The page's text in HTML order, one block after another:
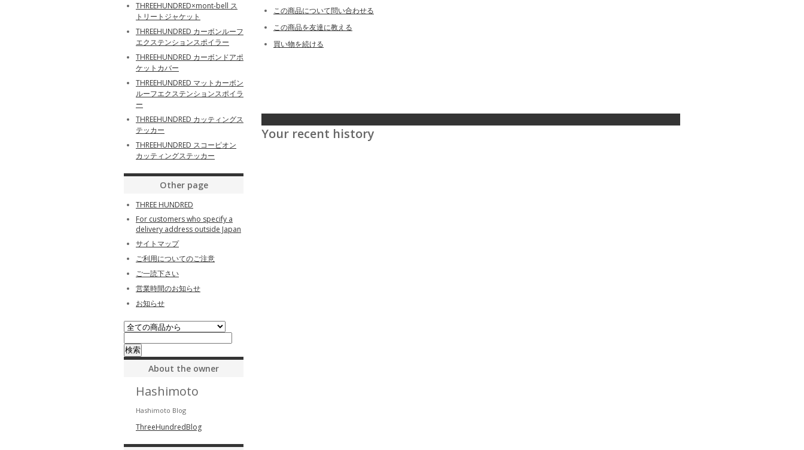
この商品について問い合わせる
この商品を友達に教える
買い物を続ける
Your recent history
THREEHUNDRED×mont-bell ス
トリートジャケット
THREEHUNDRED カーボンルーフ
エクステンションスポイラー
THREEHUNDRED カーボンドアポ
ケットカバー
THREEHUNDRED マットカーボン
ルーフエクステンションスポイラ
ー
THREEHUNDRED カッティングス
テッカー
THREEHUNDRED スコーピオン
カッティングステッカー
Other page
THREE HUNDRED
For customers who specify a
delivery address outside Japan
サイトマップ
ご利用についてのご注意
ご一読下さい
営業時間のお知らせ
お知らせ
About the owner
Hashimoto
Hashimoto Blog
ThreeHundredBlog